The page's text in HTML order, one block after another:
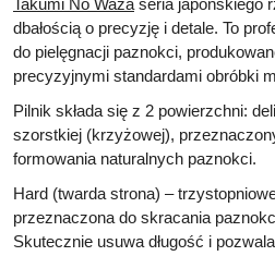
Takumi No Waza seria japońskiego
dbałością o precyzję i detale. To
do pielęgnacji paznokci,
precyzyjnymi standardami obróbki
Pilnik składa się z 2 powierzchni:
szorstkiej (krzyżowej),
formowania naturalnych paznokci.
Hard (twarda strona) –
przeznaczona do skracania
Skutecznie usuwa długość i